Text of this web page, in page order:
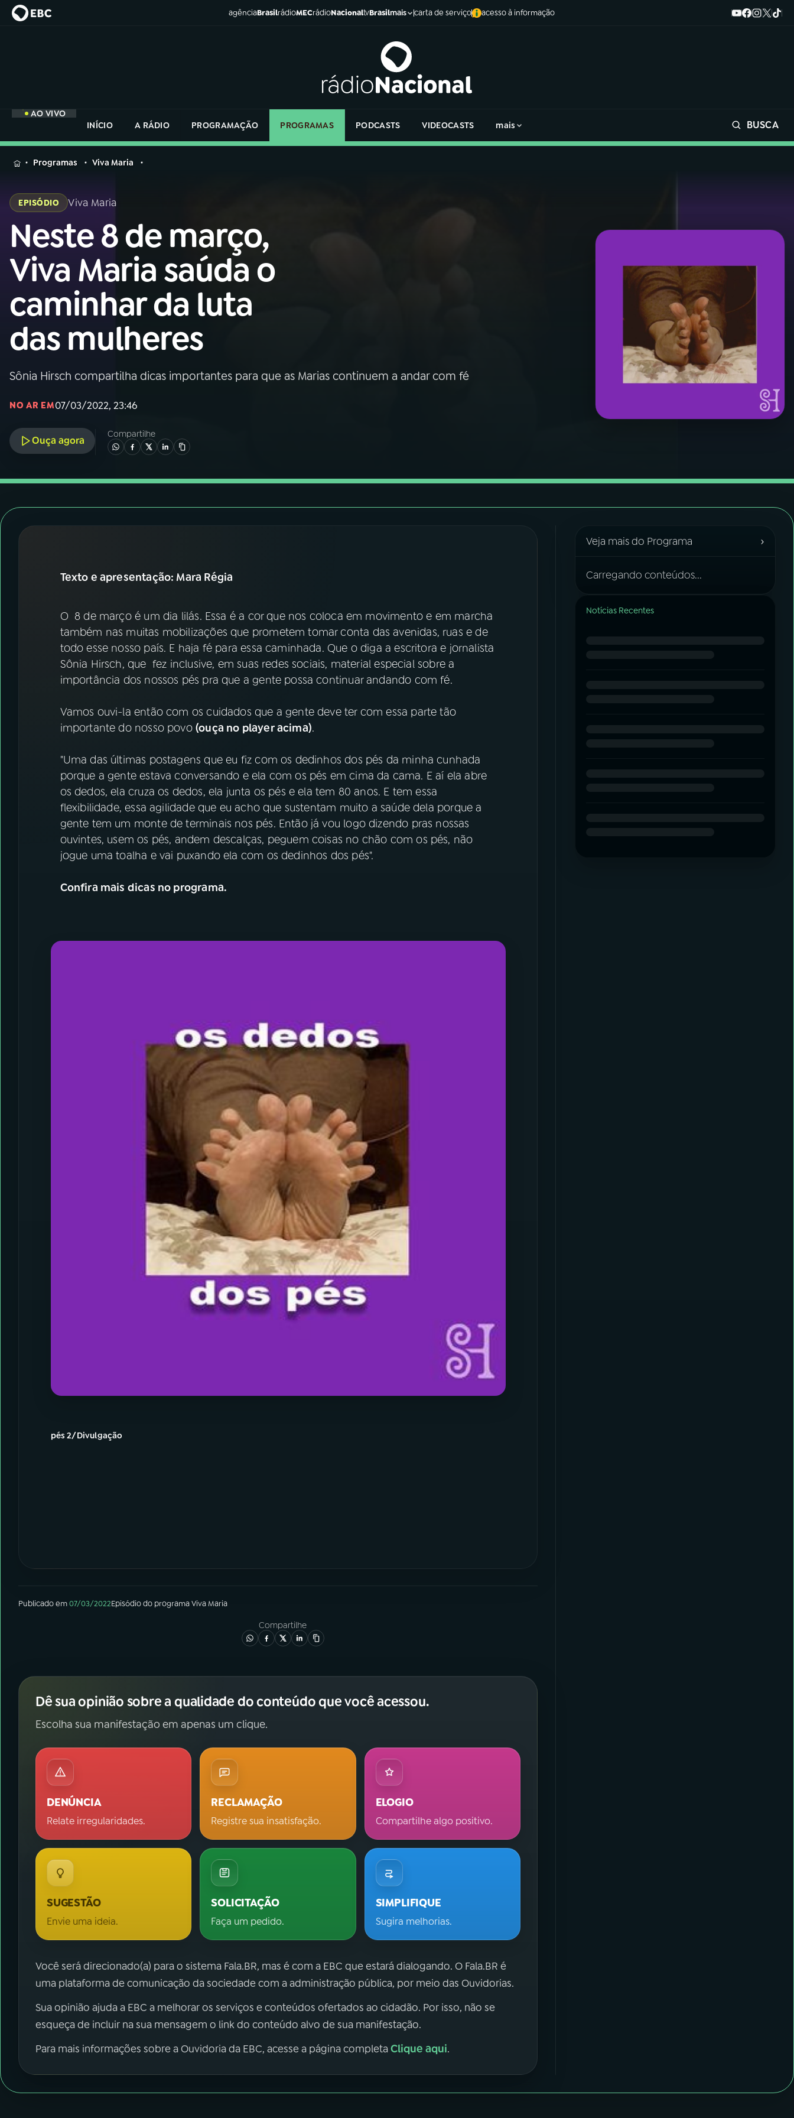
agênciaBrasilrádioMECrádioNacionaltvBrasilmais carta de serviço acesso à informação
AO VIVO
INÍCIO
A RÁDIO PROGRAMAÇÃO PROGRAMAS PODCASTS VIDEOCASTS mais BUSCA
MENU
Buscar
na
Rádio
Nacional
AO VIVO
01INÍCIO
02 A RÁDIO
03PROGRAMAÇÃO
05PODCASTS
FESTIVAL DE MÚSICA
YouTube Facebook
Instagram X
na
Rádio
Programas Viva Maria
EPISÓDIO Viva Maria
Neste 8 de março,
Viva Maria saúda o
caminhar da luta
das mulheres
Sônia Hirsch compartilha dicas importantes para que as Marias continuem a andar com fé
NO AR EM07/03/2022, 23:46
Ouça agora
Compartilhe
Texto e apresentação: Mara Régia
O 8 de março é um dia lilás. Essa é a cor que nos coloca em movimento e em marcha
também nas muitas mobilizações que prometem tomar conta das avenidas, ruas e de
todo esse nosso país. E haja fé para essa caminhada. Que o diga a escritora e jornalista
Sônia Hirsch, que fez inclusive, em suas redes sociais, material especial sobre a
importância dos nossos pés pra que a gente possa continuar andando com fé.
Vamos ouvi-la então com os cuidados que a gente deve ter com essa parte tão
importante do nosso povo (ouça no player acima).
"Uma das últimas postagens que eu fiz com os dedinhos dos pés da minha cunhada
porque a gente estava conversando e ela com os pés em cima da cama. E aí ela abre
os dedos, ela cruza os dedos, ela junta os pés e ela tem 80 anos. E tem essa
flexibilidade, essa agilidade que eu acho que sustentam muito a saúde dela porque a
gente tem um monte de terminais nos pés. Então já vou logo dizendo pras nossas
ouvintes, usem os pés, andem descalças, peguem coisas no chão com os pés, não
jogue uma toalha e vai puxando ela com os dedinhos dos pés".
Confira mais dicas no programa.
pés 2/Divulgação
Publicado em07/03/2022Episódiodo programaViva Maria
Compartilhe
Dê sua opinião sobre a qualidade do conteúdo que você acessou.
Escolha sua manifestação em apenas um clique.
DENÚNCIA
Relate irregularidades.
RECLAMAÇÃO
Registre sua insatisfação.
ELOGIO
Compartilhe algo positivo.
SUGESTÃO
Envie uma ideia.
SOLICITAÇÃO
Faça um pedido.
SIMPLIFIQUE
Sugira melhorias.
Você será direcionado(a) para o sistema Fala.BR, mas é com a EBC que estará dialogando. O Fala.BR é
uma plataforma de comunicação da sociedade com a administração pública, por meio das Ouvidorias.
Sua opinião ajuda a EBC a melhorar os serviços e conteúdos ofertados ao cidadão. Por isso, não se
esqueça de incluir na sua mensagem o link do conteúdo alvo de sua manifestação.
Para mais informações sobre a Ouvidoria da EBC, acesse a página completaClique aqui.
Veja mais do Programa ›
Carregando conteúdos...
Notícias Recentes